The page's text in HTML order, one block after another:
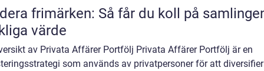
frimärken: Så får du koll på
värde
av Privata Affärer Portfölj Privata Affärer Portfölj är en
som används av privatpersoner för att